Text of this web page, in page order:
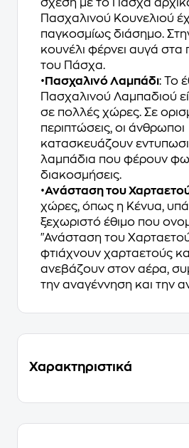
σχέση με το Πάσχα
Πασχαλινού Κουνελιού
παγκοσμίως διάσημο.
κουνέλι φέρνει αυγά στα
του Πάσχα.
• Πασχαλινό Λαμπάδι: Το
Πασχαλινού Λαμπαδιού
σε πολλές χώρες. Σε
περιπτώσεις, οι άνθρωποι
κατασκευάζουν
λαμπάδια που φέρουν
διακοσμήσεις.
•Ανάσταση του
χώρες, όπως η Κένυα,
ξεχωριστό έθιμο που
"Ανάσταση του
φτιάχνουν χαρταετούς
ανεβάζουν στον αέρα,
την αναγέννηση και την
Χαρακτηριστικά